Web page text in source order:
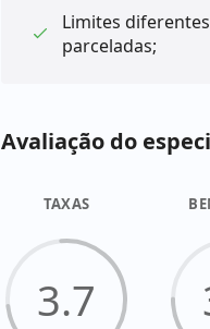
Limites
parceladas;
Avaliação do
TAXAS
3.7